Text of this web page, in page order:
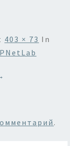
403 × 73 In
.